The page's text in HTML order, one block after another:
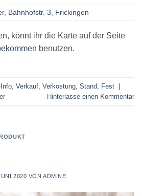
Bahnhofstr. 3, Frickingen
könnt ihr die Karte auf der Seite
benutzen.
Verkauf, Verkostung, Stand, Fest
Hinterlasse einen Kommentar
2020 VONADMINE